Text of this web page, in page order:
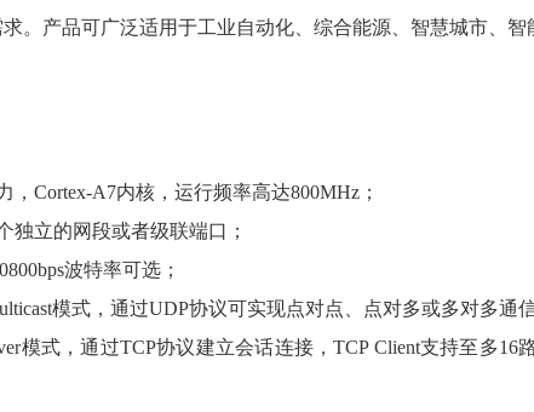
。产品可广泛适用于工业自动化、综合能源、智慧城市、智
，Cortex-A7内核，运行频率高达800MHz；
独立的网段或者级联端口；
波特率可选；
模式，通过UDP协议可实现点对点、点对多或多对多通
模式，通过TCP协议建立会话连接，TCP Client支持至多